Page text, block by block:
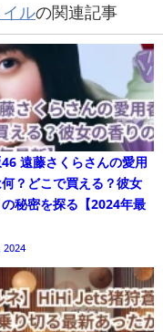
ルの関連記事
遠藤さくらさんの愛用
？どこで買える？彼女
秘密を探る【2024年最
2024